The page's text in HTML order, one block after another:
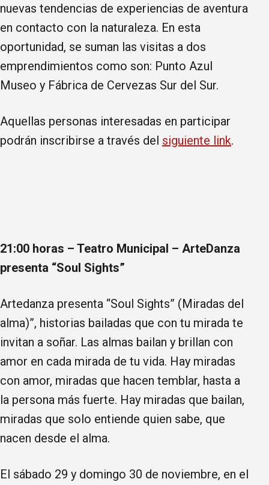
nuevas tendencias de experiencias de aventura
en contacto con la naturaleza. En esta
oportunidad, se suman las visitas a dos
emprendimientos como son: Punto Azul
Museo y Fábrica de Cervezas Sur del Sur.
Aquellas personas interesadas en participar
podrán inscribirse a través del siguiente link.
21:00 horas – Teatro Municipal – ArteDanza
presenta “Soul Sights”
Artedanza presenta “Soul Sights” (Miradas del
alma)”, historias bailadas que con tu mirada te
invitan a soñar. Las almas bailan y brillan con
amor en cada mirada de tu vida. Hay miradas
con amor, miradas que hacen temblar, hasta a
la persona más fuerte. Hay miradas que bailan,
miradas que solo entiende quien sabe, que
nacen desde el alma.
El sábado 29 y domingo 30 de noviembre, en el